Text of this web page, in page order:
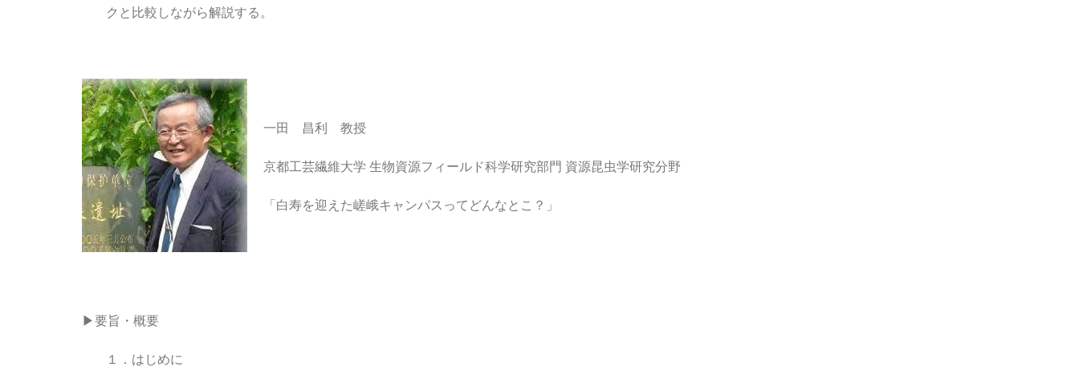
クと比較しながら解説する。
一田 昌利 教授
京都工芸繊維大学 生物資源フィールド科学研究部門 資源昆虫学研究分野
「白寿を迎えた嵯峨キャンパスってどんなとこ？」
▶要旨・概要
１．はじめに